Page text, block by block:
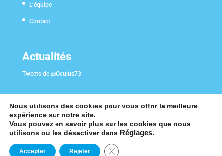
L’équipe
Contact
Actualités
Tweets de @Oculus73
©2019 Création de site internet médical en Savoie par
Nous utilisons des cookies pour vous offrir la meilleure
expérience sur notre site.
Vous pouvez en savoir plus sur les cookies que nous
utilisons ou les désactiver dans Réglages.
Accepter Rejeter Fermer la bannière des cookies